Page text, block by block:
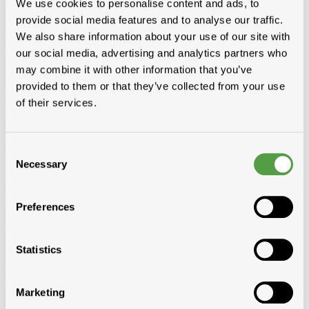
We use cookies to personalise content and ads, to
provide social media features and to analyse our traffic.
We also share information about your use of our site with
our social media, advertising and analytics partners who
may combine it with other information that you’ve
provided to them or that they’ve collected from your use
of their services.
Selection
Necessary
Preferences
Statistics
Marketing
Equipement de chantier
Echelles et passerelles de travailEchelles 2-parties convertibles
Echelles 3-parties convertiblesEscabeau double Escabeau
Echafaudage Roulant Echafaudage pliablePasserelle de travail
Echelles de toit
Accessoires pour echelles
Radios de chantier
Tout pour le bois
une large gamme de bois adaptés à chaque application. Plusieurs
toiture ou façade.
Lattes
Contre-lattes
Voliges
Douglas traîtées